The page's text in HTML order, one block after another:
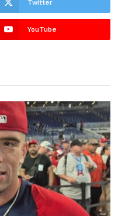
Twitter
YouTube